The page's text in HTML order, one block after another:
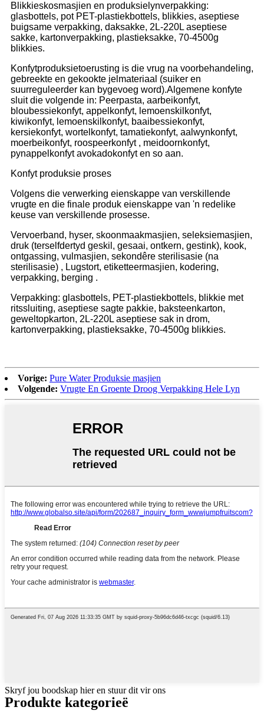
Blikkieskosmasjien en produksielynverpakking:
glasbottels, pot PET-plastiekbottels, blikkies, aseptiese
buigsame verpakking, daksakke, 2L-220L aseptiese
sakke, kartonverpakking, plastieksakke, 70-4500g
blikkies.
Konfytproduksietoerusting is die vrug na voorbehandeling,
gebreekte en gekookte jelmateriaal (suiker en
suurreguleerder kan bygevoeg word).Algemene konfyte
sluit die volgende in: Peerpasta, aarbeikonfyt,
bloubessiekonfyt, appelkonfyt, lemoenskilkonfyt,
kiwikonfyt, lemoenskilkonfyt, baaibessiekonfyt,
kersiekonfyt, wortelkonfyt, tamatiekonfyt, aalwynkonfyt,
moerbeikonfyt, roospeerkonfyt , meidoornkonfyt,
pynappelkonfyt avokadokonfyt en so aan.
Konfyt produksie proses
Volgens die verwerking eienskappe van verskillende
vrugte en die finale produk eienskappe van 'n redelike
keuse van verskillende prosesse.
Vervoerband, hyser, skoonmaakmasjien, seleksiemasjien,
druk (terselfdertyd geskil, gesaai, ontkern, gestink), kook,
ontgassing, vulmasjien, sekondêre sterilisasie (na
sterilisasie) , Lugstort, etiketteermasjien, kodering,
verpakking, berging .
Verpakking: glasbottels, PET-plastiekbottels, blikkie met
ritssluiting, aseptiese sagte pakkie, baksteenkarton,
geweltopkarton, 2L-220L aseptiese sak in drom,
kartonverpakking, plastieksakke, 70-4500g blikkies.
Vorige: Pure Water Produksie masjien
Volgende: Vrugte En Groente Droog Verpakking Hele Lyn
Skryf jou boodskap hier en stuur dit vir ons
Produkte kategorieë